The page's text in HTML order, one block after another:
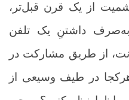
از یک قرن قبل‌تر،
داشتنِ یک تلفن
از طریق مشارکت در
در طیف وسیعی از